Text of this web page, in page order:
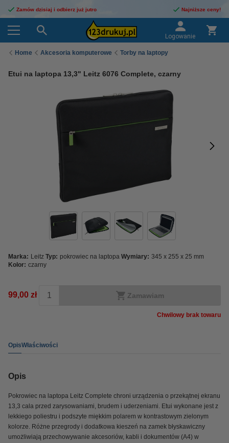
Zamów dzisiaj i odbierz już jutro Najniższe ceny!
Logowanie
Home Akcesoria komputerowe Torby na laptopy
Etui na laptopa 13,3" Leitz 6076 Complete, czarny
Marka: Leitz Typ: pokrowiec na laptopa Wymiary: 345 x 255 x 25 mm
Kolor: czarny
99,00 zł Zamawiam
Chwilowy brak towaru
OpisWłaściwości
Opis
Pokrowiec na laptopa Leitz Complete chroni urządzenia o przekątnej ekranu
13,3 cala przed zarysowaniami, brudem i uderzeniami. Etui wykonane jest z
lekkiego poliestru i podszyte miękkim polarem w kontrastowym zielonym
kolorze. Różne przegrody i dodatkowa kieszeń na zamek błyskawiczny
umożliwiają przechowywanie akcesoriów, kabli i dokumentów (A4) w